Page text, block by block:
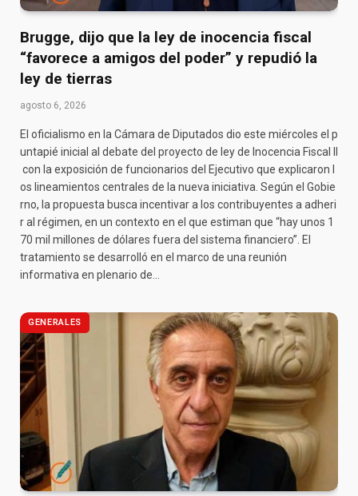
Brugge, dijo que la ley de inocencia fiscal
“favorece a amigos del poder” y repudió la
ley de tierras
agosto 6, 2026
El oficialismo en la Cámara de Diputados dio este miércoles el p
untapié inicial al debate del proyecto de ley de Inocencia Fiscal II
con la exposición de funcionarios del Ejecutivo que explicaron l
os lineamientos centrales de la nueva iniciativa. Según el Gobie
rno, la propuesta busca incentivar a los contribuyentes a adheri
r al régimen, en un contexto en el que estiman que “hay unos 1
70 mil millones de dólares fuera del sistema financiero”. El
tratamiento se desarrolló en el marco de una reunión
informativa en plenario de…
GENERALES